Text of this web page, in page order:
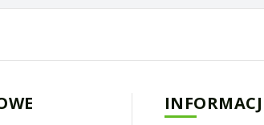
1 antena